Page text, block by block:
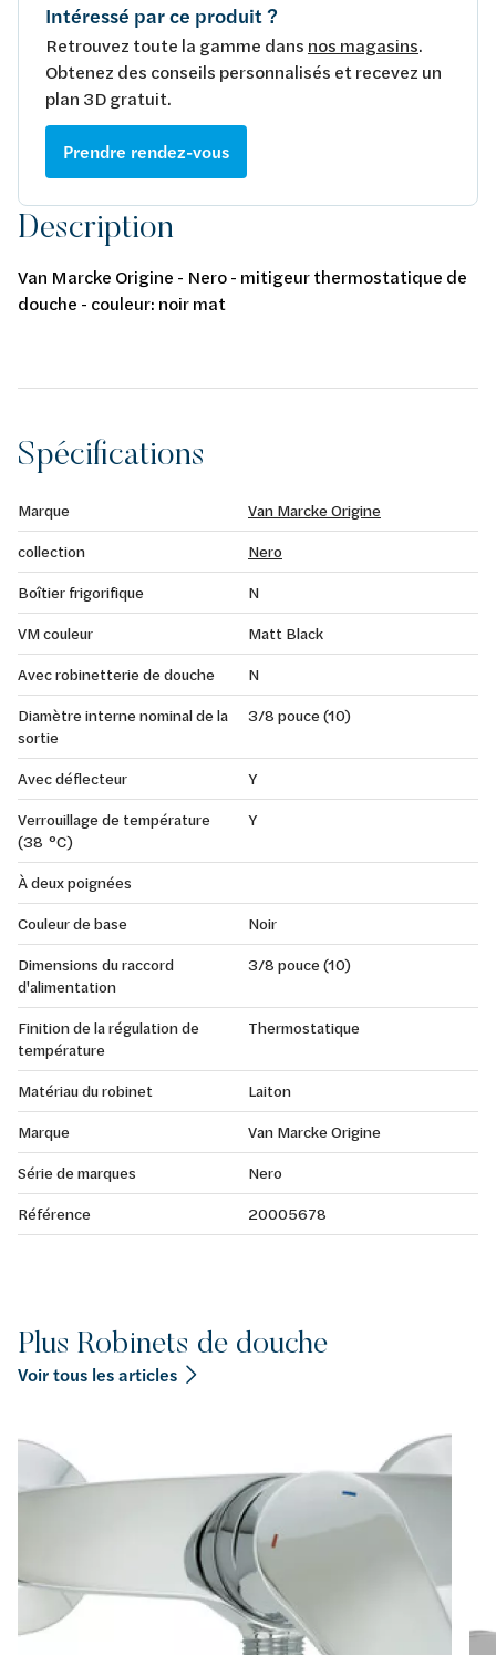
Intéressé par ce produit ?
Retrouvez toute la gamme dans nos magasins.
Obtenez des conseils personnalisés et recevez un
plan 3D gratuit.
Prendre rendez-vous
Description
Van Marcke Origine - Nero - mitigeur thermostatique de
douche - couleur: noir mat
Spécifications
Marque
Van Marcke Origine
collection
Nero
Boîtier frigorifique
N
VM couleur
Matt Black
Avec robinetterie de douche
N
Diamètre interne nominal de la
sortie
3/8 pouce (10)
Avec déflecteur
Y
Verrouillage de température
(38 °C)
Y
À deux poignées
Couleur de base
Noir
Dimensions du raccord
d'alimentation
3/8 pouce (10)
Finition de la régulation de
température
Thermostatique
Matériau du robinet
Laiton
Marque
Van Marcke Origine
Série de marques
Nero
Référence
20005678
Plus Robinets de douche
Voir tous les articles